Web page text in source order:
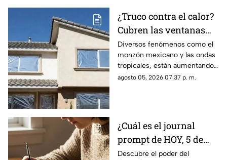
¿Truco contra el calor?
Cubren las ventanas
con papel aluminio,
esto explica la ciencia
Diversos fenómenos como el
monzón mexicano y las ondas
tropicales, están aumentando
las temperaturas en todo el
agosto 05, 2026 07:37 p. m.
¿Cuál es el journal
prompt de HOY, 5 de
agosto de 2026? Utiliza
Descubre el poder del